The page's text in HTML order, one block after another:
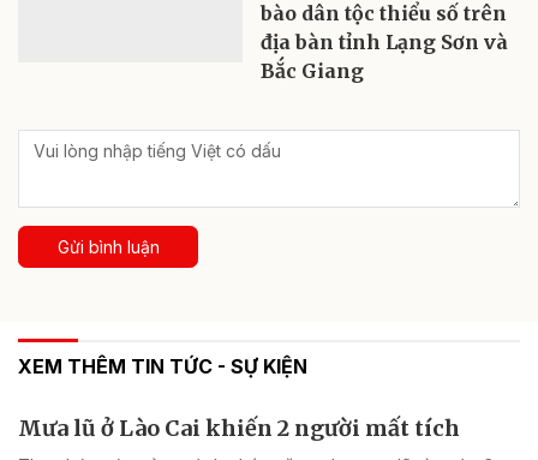
bào dân tộc thiểu số trên
địa bàn tỉnh Lạng Sơn và
Bắc Giang
Gửi bình luận
XEM THÊM TIN TỨC - SỰ KIỆN
Mưa lũ ở Lào Cai khiến 2 người mất tích